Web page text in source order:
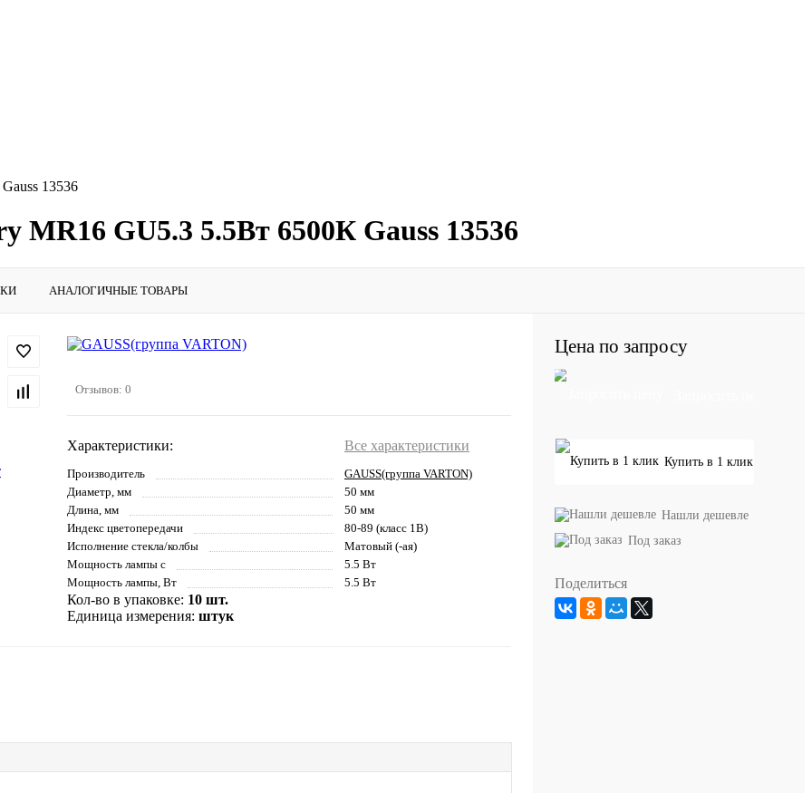
13536
MR16 GU5.3 5.5Вт 6500К Gauss 13536
АНАЛОГИЧНЫЕ ТОВАРЫ
Отзывов: 0
Характеристики: Все характеристики
Производитель
GAUSS(группа VARTON)
Диаметр, мм
50 мм
Длина, мм
50 мм
Индекс цветопередачи
80-89 (класс 1В)
Исполнение стекла/колбы
Матовый (-ая)
Мощность лампы с
5.5 Вт
Мощность лампы, Вт
5.5 Вт
Кол-во в упаковке: 10 шт.
Единица измерения: штук
Цена по запросу
Купить в 1 клик
Нашли дешевле
Под заказ
Поделиться